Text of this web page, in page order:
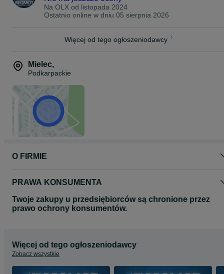
5601240;
5601540HX;
68244609;
68307025;
68444773AA;
68445522AA;
68481772AA;
AP63587;
R8481772AA;
Zapewniamy fachową i kompleksową obsługę!
U nas nie ma rzeczy nie możliwych!
części.
Zapraszamy do kontaktu telefonicznego lub zapraszamy do
Tel : +48**********49
Tel : +48**********93
Na OLX od listopada 2024
Ostatnio online w dniu 05 sierpnia 2026
Więcej od tego ogłoszeniodawcy
Mielec,
Podkarpackie
O FIRMIE
PRAWA KONSUMENTA
Twoje zakupy u przedsiębiorców są chronione przez
prawo ochrony konsumentów.
Więcej od tego ogłoszeniodawcy
Zobacz wszystkie